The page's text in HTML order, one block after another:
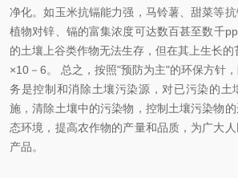
净化。如玉米抗镉能力强，马铃薯、甜菜等
植物对锌、镉的富集浓度可达数百甚至数千
的土壤上谷类作物无法生存，但在其上生长的
×10－6。 总之，按照"预防为主"的环保方针
务是控制和消除土壤污染源，对已污染的土
施，清除土壤中的污染物，控制土壤污染物
态环境，提高农作物的产量和品质，为广大
产品。